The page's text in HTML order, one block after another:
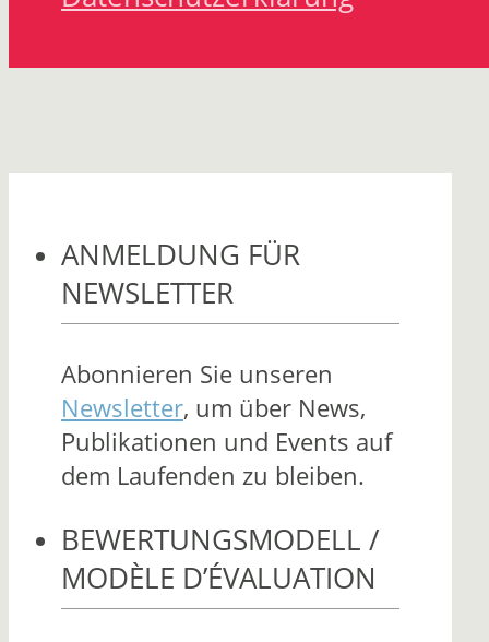
ANMELDUNG FÜR
NEWSLETTER
Abonnieren Sie unseren
Newsletter, um über News,
Publikationen und Events auf
dem Laufenden zu bleiben.
BEWERTUNGSMODELL /
MODÈLE D’ÉVALUATION